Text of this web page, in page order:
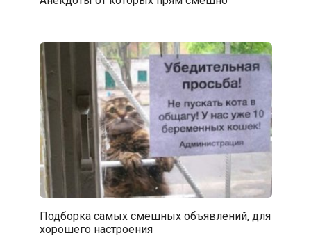
Подборка самых смешных объявлений, для
хорошего настроения